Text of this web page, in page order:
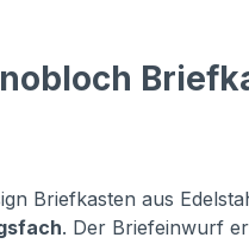
Briefkasten aus
. Der Briefeinwurf